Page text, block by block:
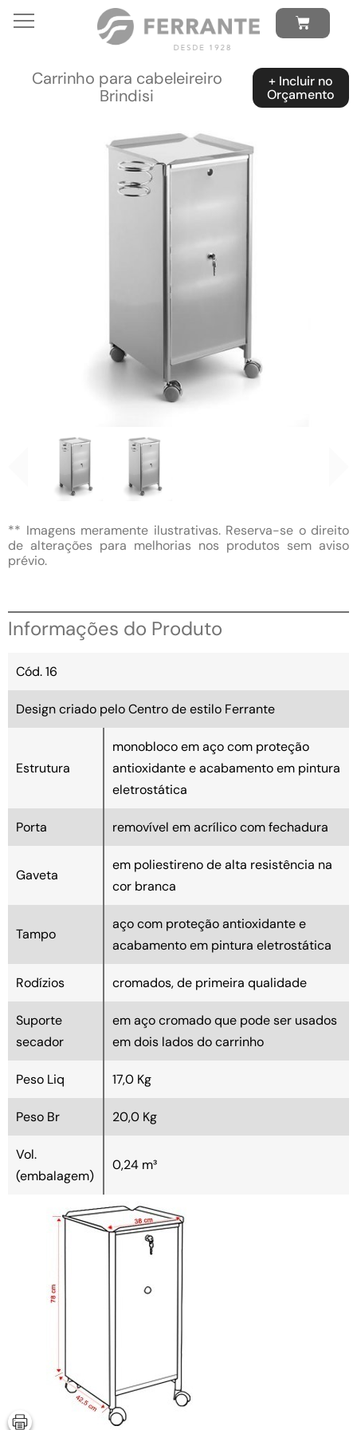
Carrinho para cabeleireiro
Brindisi
+ Incluir no
Orçamento
** Imagens meramente ilustrativas. Reserva-se o direito
de alterações para melhorias nos produtos sem aviso
prévio.
Informações do Produto
Cód. 16
Design criado pelo Centro de estilo Ferrante
Estrutura
monobloco em aço com proteção
antioxidante e acabamento em pintura
eletrostática
Porta removível em acrílico com fechadura
Gaveta
em poliestireno de alta resistência na
cor branca
Tampo
aço com proteção antioxidante e
acabamento em pintura eletrostática
Rodízios cromados, de primeira qualidade
Suporte
secador
em aço cromado que pode ser usados
em dois lados do carrinho
Peso Liq 17,0 Kg
Peso Br 20,0 Kg
Vol.
(embalagem)
0,24 m³